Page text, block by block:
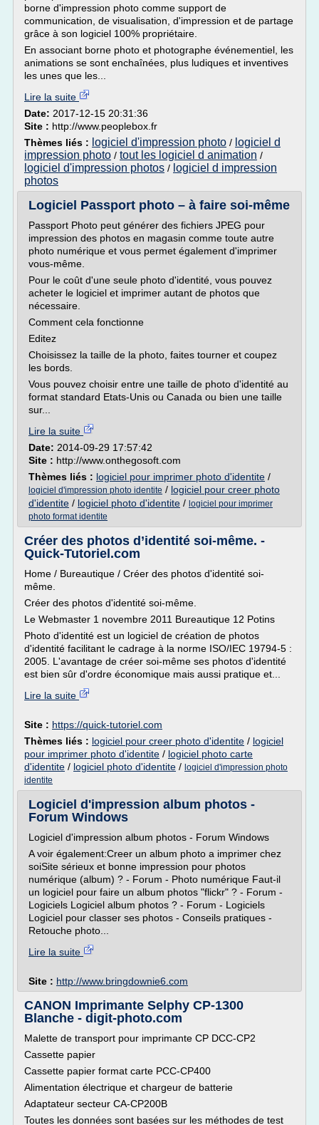
borne d'impression photo comme support de
communication, de visualisation, d'impression et de partage
grâce à son logiciel 100% propriétaire.
En associant borne photo et photographe événementiel, les
animations se sont enchaînées, plus ludiques et inventives
les unes que les...
Lire la suite
Date: 2017-12-15 20:31:36
Site : http://www.peoplebox.fr
Thèmes liés : logiciel d'impression photo / logiciel d
impression photo / tout les logiciel d animation /
logiciel d'impression photos / logiciel d impression
photos
Logiciel Passport photo – à faire soi-même
Passport Photo peut générer des fichiers JPEG pour
impression des photos en magasin comme toute autre
photo numérique et vous permet également d'imprimer
vous-même.
Pour le coût d'une seule photo d'identité, vous pouvez
acheter le logiciel et imprimer autant de photos que
nécessaire.
Comment cela fonctionne
Editez
Choisissez la taille de la photo, faites tourner et coupez
les bords.
Vous pouvez choisir entre une taille de photo d'identité au
format standard Etats-Unis ou Canada ou bien une taille
sur...
Lire la suite
Date: 2014-09-29 17:57:42
Site : http://www.onthegosoft.com
Thèmes liés : logiciel pour imprimer photo d'identite /
logiciel d'impression photo identite / logiciel pour creer photo
d'identite / logiciel photo d'identite / logiciel pour imprimer
photo format identite
Créer des photos d’identité soi-même. -
Quick-Tutoriel.com
Home / Bureautique / Créer des photos d'identité soi-
même.
Créer des photos d'identité soi-même.
Le Webmaster 1 novembre 2011 Bureautique 12 Potins
Photo d'identité est un logiciel de création de photos
d'identité facilitant le cadrage à la norme ISO/IEC 19794-5 :
2005. L'avantage de créer soi-même ses photos d'identité
est bien sûr d'ordre économique mais aussi pratique et...
Lire la suite
Site : https://quick-tutoriel.com
Thèmes liés : logiciel pour creer photo d'identite / logiciel
pour imprimer photo d'identite / logiciel photo carte
d'identite / logiciel photo d'identite / logiciel d'impression photo
identite
Logiciel d'impression album photos -
Forum Windows
Logiciel d'impression album photos - Forum Windows
A voir également:Creer un album photo a imprimer chez
soiSite sérieux et bonne impression pour photos
numérique (album) ? - Forum - Photo numérique Faut-il
un logiciel pour faire un album photos "flickr" ? - Forum -
Logiciels Logiciel album photos ? - Forum - Logiciels
Logiciel pour classer ses photos - Conseils pratiques -
Retouche photo...
Lire la suite
Site : http://www.bringdownie6.com
CANON Imprimante Selphy CP-1300
Blanche - digit-photo.com
Malette de transport pour imprimante CP DCC-CP2
Cassette papier
Cassette papier format carte PCC-CP400
Alimentation électrique et chargeur de batterie
Adaptateur secteur CA-CP200B
Toutes les données sont basées sur les méthodes de test